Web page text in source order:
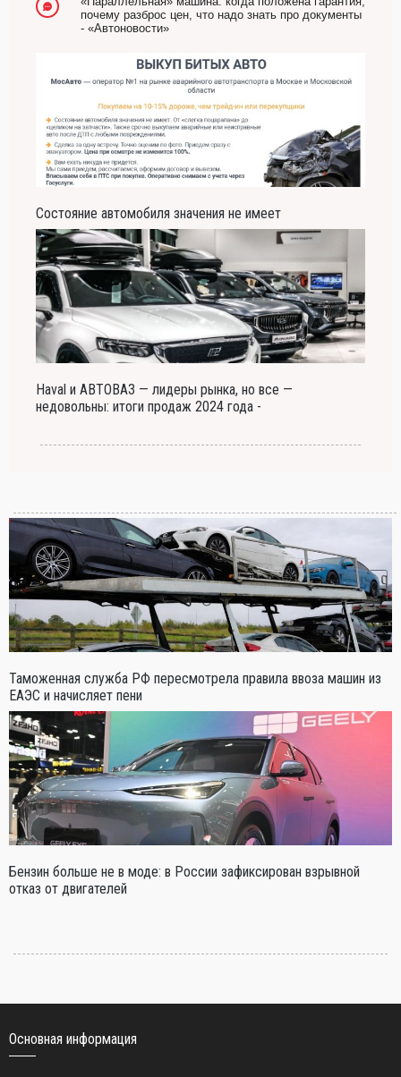
почему разброс цен, что надо знать про документы
- «Автоновости»
Состояние автомобиля значения не имеет
Haval и АВТОВАЗ — лидеры рынка, но все —
недовольны: итоги продаж 2024 года -
Таможенная служба РФ пересмотрела правила ввоза машин из
ЕАЭС и начисляет пени
Бензин больше не в моде: в России зафиксирован взрывной
отказ от двигателей
Основная информация